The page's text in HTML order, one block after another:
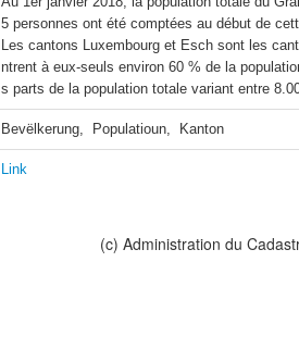
5 personnes ont été comptées au début de
Les cantons Luxembourg et Esch sont les
ntrent à eux-seuls environ 60 % de la
s parts de la population totale variant entre
Bevëlkerung,  Populatioun,  Kanton
Link
(c) Administration du